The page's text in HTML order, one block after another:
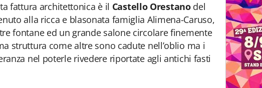
fattura architettonica è il Castello Orestano del
alla ricca e blasonata famiglia Alimena-Caruso,
fontane ed un grande salone circolare finemente
struttura come altre sono cadute nell’oblio ma i
nel poterle rivedere riportate agli antichi fasti